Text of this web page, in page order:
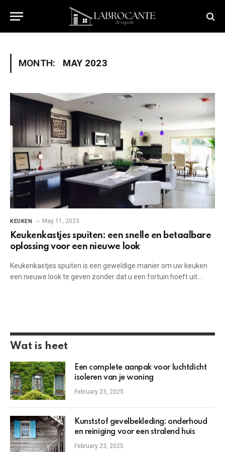
MONTH: MAY 2023
KEUKEN May 11, 2023
Keukenkastjes spuiten: een snelle en betaalbare
oplossing voor een nieuwe look
Keukenkastjes spuiten is een geweldige manier om uw keuken
een nieuwe look te geven zonder dat u een fortuin hoeft uit…
Wat is heet
Een complete aanpak voor luchtdicht
isoleren van je woning
February 23, 2025
Kunststof gevelbekleding: onderhoud
en reiniging voor een stralend huis
February 23, 2025